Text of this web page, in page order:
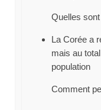
Quelles
La Corée a
mais au
population
Comment